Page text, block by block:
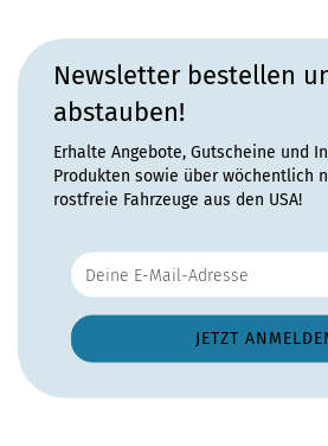
Newsletter bestellen
abstauben!
Erhalte Angebote, Gutscheine und
Produkten sowie über wöchentlich
rostfreie Fahrzeuge aus den USA!